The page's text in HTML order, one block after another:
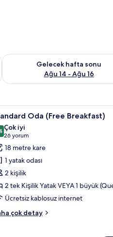
7 - Ağu 9
Gelecek hafta sonu
Ağu 14 - Ağu 16
Önümüzdeki hafta sonu için
odada kasa, masa Kaliteli
7 Oda (Free Breakfast)
/ 10
Çok iyi
26 yorum
(26
yorum)
18 metre kare
1 yatak odası
2 kişilik
2 tek Kişilik Yatak VEYA 1 büyük
Ücretsiz kablosuz internet
çok detay